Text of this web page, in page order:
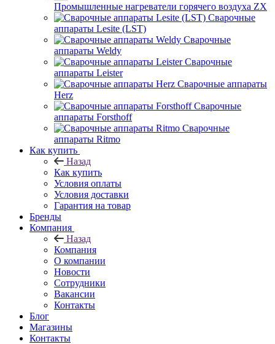
Промышленные нагреватели горячего воздуха ZX
Сварочные
аппараты Lesite (LST)
Сварочные
аппараты Weldy
Сварочные
аппараты Leister
Сварочные аппараты
Herz
Сварочные
аппараты Forsthoff
Сварочные
аппараты Ritmo
Как купить
Назад
Как купить
Условия оплаты
Условия доставки
Гарантия на товар
Бренды
Компания
Назад
Компания
О компании
Новости
Сотрудники
Вакансии
Контакты
Блог
Магазины
Контакты